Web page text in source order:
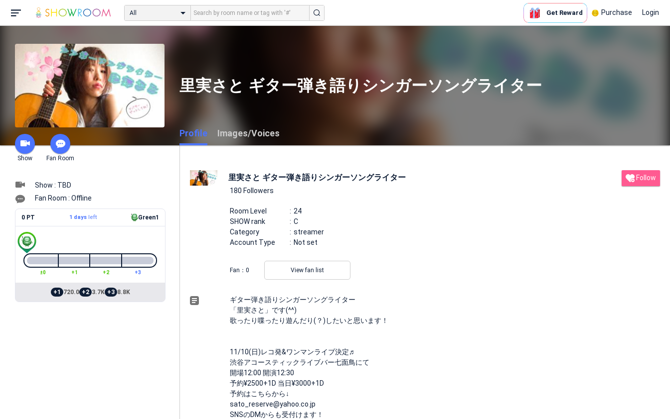
All Get Reward Purchase Login
Show Fan Room
里実さと ギター弾き語りシンガーソングライター
Profile Images/Voices
Show : TBD
Fan Room : Offline
0 PT 1 daysleft Green1
±0 +1 +2 +3
+1 720.0 +2 3.7K +3 8.8K
里実さと ギター弾き語りシンガーソングライター
180 Followers
Follow
Room Level
24
SHOW rank
C
Category
streamer
Account Type
Not set
Fan： 0 View fan list
ギター弾き語りシンガーソングライター
「里実さと」です(^^)
歌ったり喋ったり遊んだり(？)したいと思います！
11/10(日)レコ発&ワンマンライブ決定♬
渋谷アコースティックライブバー七面鳥にて
開場12:00 開演12:30
予約¥2500+1D 当日¥3000+1D
予約はこちらから↓
sato_reserve@yahoo.co.jp
SNSのDMからも受付けます！